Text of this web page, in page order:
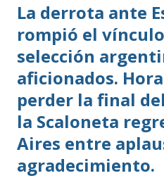
La derrota ante
rompió el
selección
aficionados.
perder la final
la Scaloneta
Aires entre
agradecimiento.